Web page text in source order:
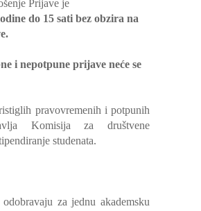
Prijave je
do 15 sati bez obzira na
i nepotpune prijave neće se
pravovremenih i potpunih
Komisija za društvene
studenata.
odobravaju za jednu akademsku